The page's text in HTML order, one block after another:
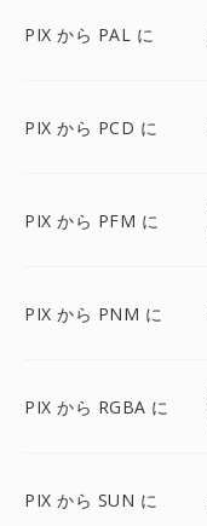
PIX から PAL に
PIX から PCD に
PIX から PFM に
PIX から PNM に
PIX から RGBA に
PIX から SUN に